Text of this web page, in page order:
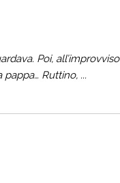
Poi,
Ruttino, ...